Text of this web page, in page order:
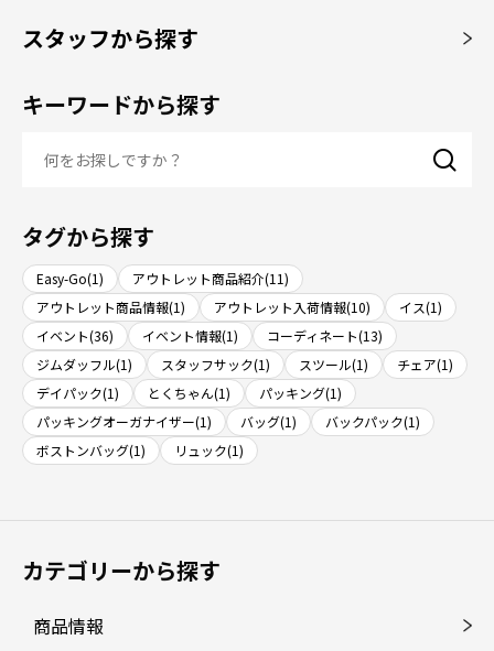
スタッフから探す
キーワードから探す
タグから探す
Easy-Go(1)
アウトレット商品紹介(11)
アウトレット商品情報(1)
アウトレット入荷情報(10)
イス(1)
イベント(36)
イベント情報(1)
コーディネート(13)
ジムダッフル(1)
スタッフサック(1) スツール(1)
チェア(1)
デイパック(1)
とくちゃん(1)
パッキング(1)
パッキングオーガナイザー(1)
バッグ(1)
バックパック(1)
ボストンバッグ(1)
リュック(1)
カテゴリーから探す
商品情報